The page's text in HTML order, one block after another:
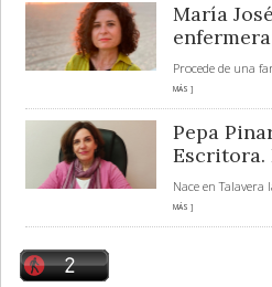
María
enfermera
Procede de una
MÁS ]
Pepa
Escritora.
Nace en Talavera
MÁS ]